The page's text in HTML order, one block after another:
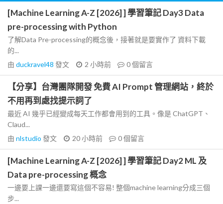
[Machine Learning A-Z [2026] ] 學習筆記 Day3 Data
pre-processing with Python
了解Data Pre-processing的概念後，接著就是要實作了 資料下載
的...
由 duckravel48 發文 2 小時前 0個留言
【分享】台灣團隊開發 免費 AI Prompt 管理網站，終於
不用再到處找提示詞了
最近 AI 幾乎已經變成每天工作都會用到的工具。像是 ChatGPT、
Claud...
由 nlstudio 發文 20 小時前 0個留言
[Machine Learning A-Z [2026] ] 學習筆記 Day2 ML 及
Data pre-processing 概念
一邊要上課一邊還要寫這個不容易! 整個machine learning分成三個
步...